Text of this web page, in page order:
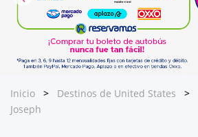
Inicio Destinos de United States
Joseph